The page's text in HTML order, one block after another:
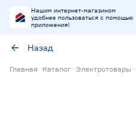
Нашим интернет-магазином
удобнее пользоваться с помощью
приложения!
Назад
Главная Каталог Электротовары